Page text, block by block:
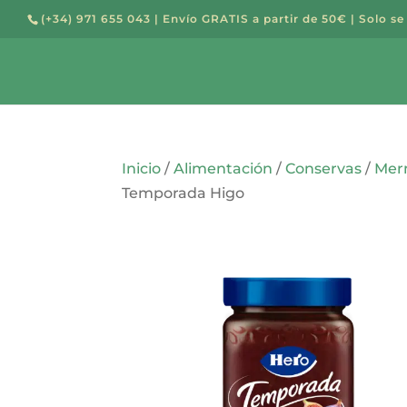
(+34) 971 655 043 | Envío GRATIS a partir de 50€ | Solo
Inicio /Alimentación /Conservas /
Temporada Higo